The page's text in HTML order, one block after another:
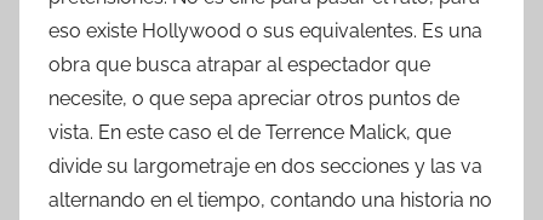
eso existe Hollywood o sus equivalentes. Es una
obra que busca atrapar al espectador que
necesite, o que sepa apreciar otros puntos de
vista. En este caso el de Terrence Malick, que
divide su largometraje en dos secciones y las va
alternando en el tiempo, contando una historia no